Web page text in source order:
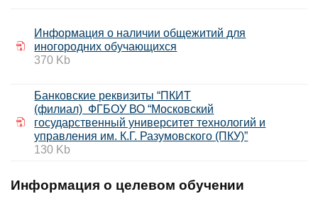
Информация о наличии общежитий для
иногородних обучающихся
370 Kb
Банковские реквизиты “ПКИТ
(филиал) ФГБОУ ВО “Московский
государственный университет технологий и
управления им. К.Г. Разумовского (ПКУ)”
130 Kb
Информация о целевом обучении